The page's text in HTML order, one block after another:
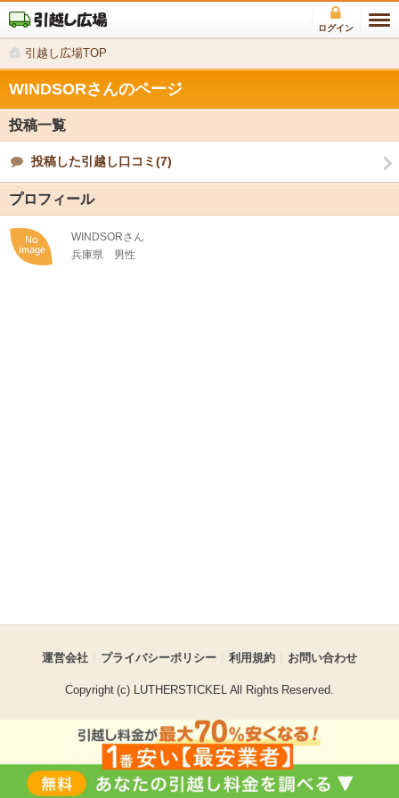
ログイン
引越し広場TOP
WINDSORさんのページ
投稿一覧
投稿した引越し口コミ(7)
プロフィール
WINDSORさん
兵庫県
男性
運営会社 プライバシーポリシー 利用規約 お問い合わせ
Copyright (c) LUTHERSTICKEL All Rights Reserved.